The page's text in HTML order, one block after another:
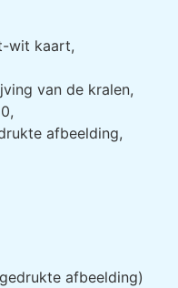
wit kaart,
van de kralen,
afbeelding,
afbeelding)